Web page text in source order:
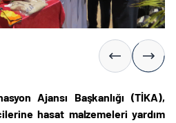
Ajansı Başkanlığı (TİKA),
hasat malzemeleri yardım